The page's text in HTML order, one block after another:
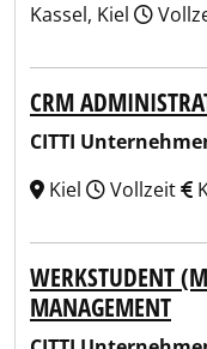
Kassel, Kiel
CRM
CITTI
Kiel
Vollzeit
WERKSTUDENT
MANAGEMENT